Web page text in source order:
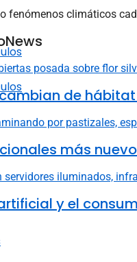
fenómenos climáticos
de
más
y el